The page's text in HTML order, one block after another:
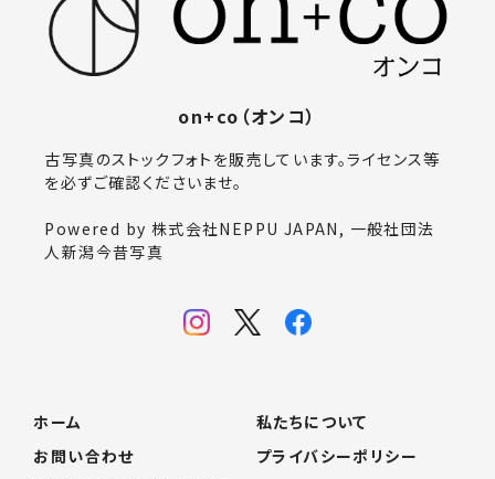
on+co（オンコ）
古写真のストックフォトを販売しています。ライセンス等
を必ずご確認くださいませ。
Powered by 株式会社NEPPU JAPAN, 一般社団法
人新潟今昔写真
ホーム
私たちについて
お問い合わせ
プライバシーポリシー